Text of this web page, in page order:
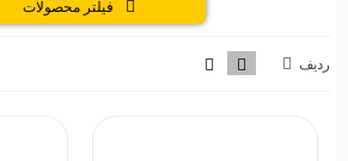
فیلتر محصولات
ردیف